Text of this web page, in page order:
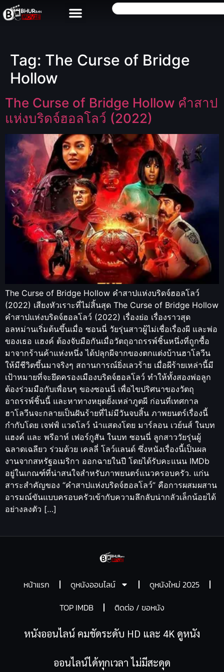
Tag: The Curse of Bridge
Hollow
The Curse of Bridge Hollow คำสาป
แห่งบริดจ์ฮอลโลว์ (2022)
The Curse of Bridge Hollow คำสาปแห่งบริดจ์ฮอลโลว์
(2022) เสียงหัวเราะที่ไม่สิ้นสุด The Curse of Bridge Hollow
คำสาปแห่งบริดจ์ฮอลโลว์ (2022) เรื่องย่อ เรื่องราวสุด
อลหม่านเริ่มต้นขึ้นเมื่อ ซอนนี่ วัยรุ่นสาวผู้ไม่เชื่อเรื่องผี และพ่อ
ของเธอ แฮงค์ ต้องจับมือกันเมื่อวัตถุอาถรรพ์ชิ้นหนึ่งที่ถูกซื้อ
มาจากร้านค้าแห่งหนึ่ง ได้ปลุกผีจากของตกแต่งบ้านฮาโลวีน
ให้มีชีวิตขึ้นมาจริงๆ สถานการณ์ยิ่งเลวร้าย เมื่อผีร้ายเหล่านี้มี
เป้าหมายที่จะยึดครองเมืองบริดจ์ฮอลโลว์ ทำให้ทั้งสองพ่อลูก
ต้องร่วมมือกับเพื่อนๆ ของซอนนี่ เพื่อไขปริศนาของวัตถุ
อาถรรพ์ชิ้นนี้ และหาทางหยุดยั้งเหล่าภูตผี ก่อนที่เทศกาล
ฮาโลวีนจะกลายเป็นฝันร้ายที่ไม่มีวันจบสิ้น ภาพยนตร์เรื่องนี้
กำกับโดย เจฟฟ์ แวดโลว์ นำแสดงโดย มาร์ลอน เวย์นส์ ในบท
แฮงค์ และ พรีอาห์ เฟอร์กูสัน ในบท ซอนนี่ ลูกสาววัยรุ่นผู้
ฉลาดเฉลียว ร่วมด้วย เคลลี่ โลว์แลนด์ ซึ่งหนังเรื่องนี้เป็นผล
งานจากสหรัฐอเมริกา ออกฉายในปี โดยได้รับคะแนน IMDb
อยู่ในเกณฑ์ที่น่าสนใจสำหรับภาพยนตร์แนวครอบครัว. แก่น
สาระสำคัญของ “คำสาปแห่งบริดจ์ฮอลโลว์” คือการผสมผสาน
อารมณ์ขันแบบครอบครัวเข้ากับความลึกลับน่ากลัวเล็กน้อยได้
อย่างลงตัว […]
หน้าแรก ดูหนังออนไลน์
ดูหนังใหม่ 2025
TOP IMDB
ติดต่อ / ขอหนัง
หนังออนไลน์ คมชัดระดับ HD และ 4K ดูหนัง
ออนไลน์ได้ทุกเวลา ไม่มีสะดุด